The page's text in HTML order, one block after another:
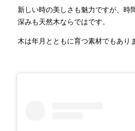
新しい時の美しさも魅力ですが、時
深みも天然木ならではです。
木は年月とともに育つ素材でもあり